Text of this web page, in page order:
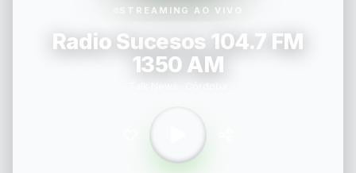
STREAMING AO VIVO
Radio Sucesos 104.7 FM
1350 AM